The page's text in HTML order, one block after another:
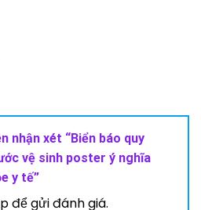
nhận xét “Biển báo quy
vệ sinh poster ý nghĩa
y tế”
để gửi đánh giá.